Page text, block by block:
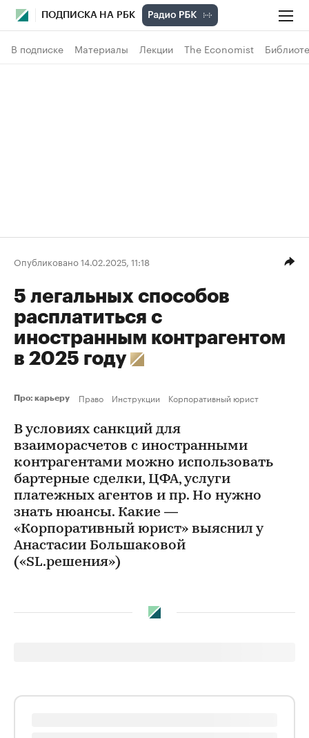
ПОДПИСКА НА РБК
В подписке Материалы Лекции The Economist
Опубликовано 14.02.2025, 11:18
5 легальных способов
расплатиться с
иностранным контрагентом
в 2025 году
Про: карьеру Право Инструкции Корпоративный юрист
В условиях санкций для
взаиморасчетов с иностранными
контрагентами можно использовать
бартерные сделки, ЦФА, услуги
платежных агентов и пр. Но нужно
знать нюансы. Какие —
«Корпоративный юрист» выяснил у
Анастасии Большаковой
(«SL.решения»)